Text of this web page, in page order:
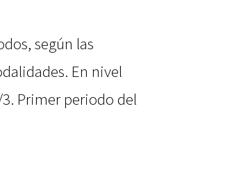
según las
En nivel
Primer periodo del